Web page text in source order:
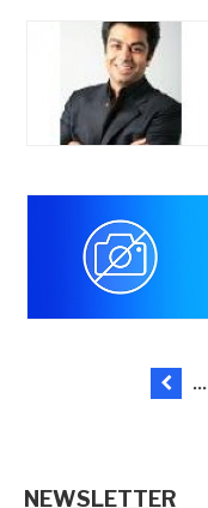
...
NEWSLETTER